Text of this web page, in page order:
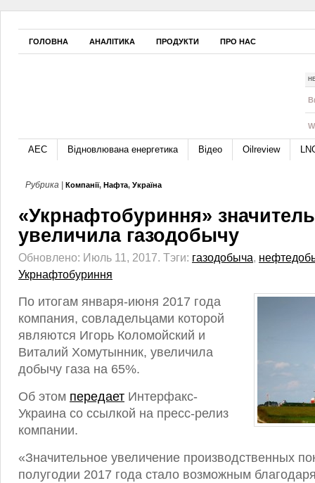
ГОЛОВНА АНАЛІТИКА ПРОДУКТИ ПРО НАС
АЕС Відновлювана енергетика Відео Oilreview
Рубрика | Компанії, Нафта, Україна
«Укрнафтобуриння»
увеличила газодобычу
Обновлено: Июль 11, 2017. Тэги: газодобыча,
Укрнафтобуриння
По итогам января-июня 2017 года
компания, совладельцами которой
являются Игорь Коломойский и
Виталий Хомутынник, увеличила
добычу газа на 65%.
Об этом передает Интерфакс-
Украина со ссылкой на пресс-релиз
компании.
«Значительное увеличение производственных
полугодии 2017 года стало возможным